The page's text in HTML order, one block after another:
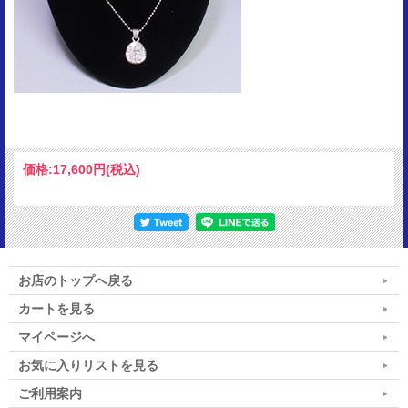
価格:17,600円(税込)
お店のトップへ戻る
カートを見る
マイページへ
お気に入りリストを見る
ご利用案内